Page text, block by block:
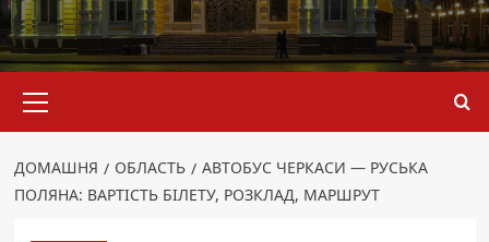
меню
ДОМАШНЯ ОБЛАСТЬ
АВТОБУС ЧЕРКАСИ — РУСЬКА
ПОЛЯНА: ВАРТІСТЬ БІЛЕТУ, РОЗКЛАД, МАРШРУТ